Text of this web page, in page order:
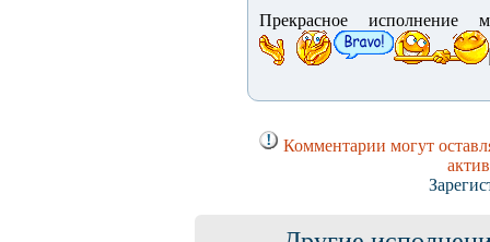
Прекрасное
Комментарии могут